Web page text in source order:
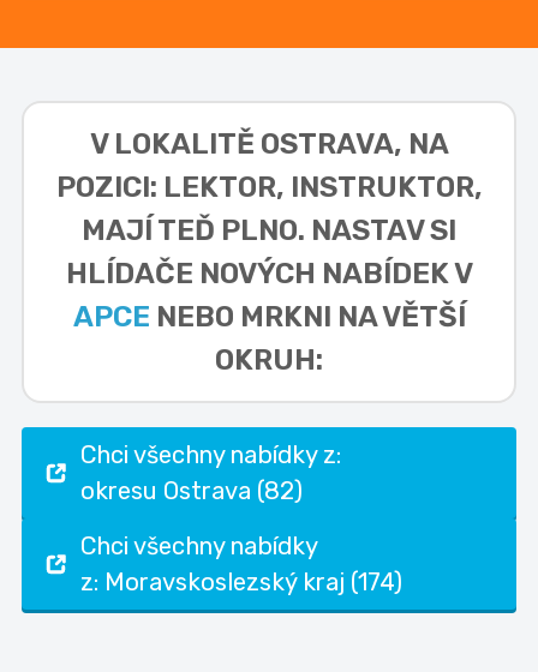
V LOKALITĚ OSTRAVA, NA
POZICI: LEKTOR, INSTRUKTOR,
MAJÍ TEĎ PLNO. NASTAV SI
HLÍDAČE NOVÝCH NABÍDEK V
APCE NEBO MRKNI NA VĚTŠÍ
OKRUH:
Chci všechny nabídky z:
okresu Ostrava (82)
Chci všechny nabídky
z: Moravskoslezský kraj (174)